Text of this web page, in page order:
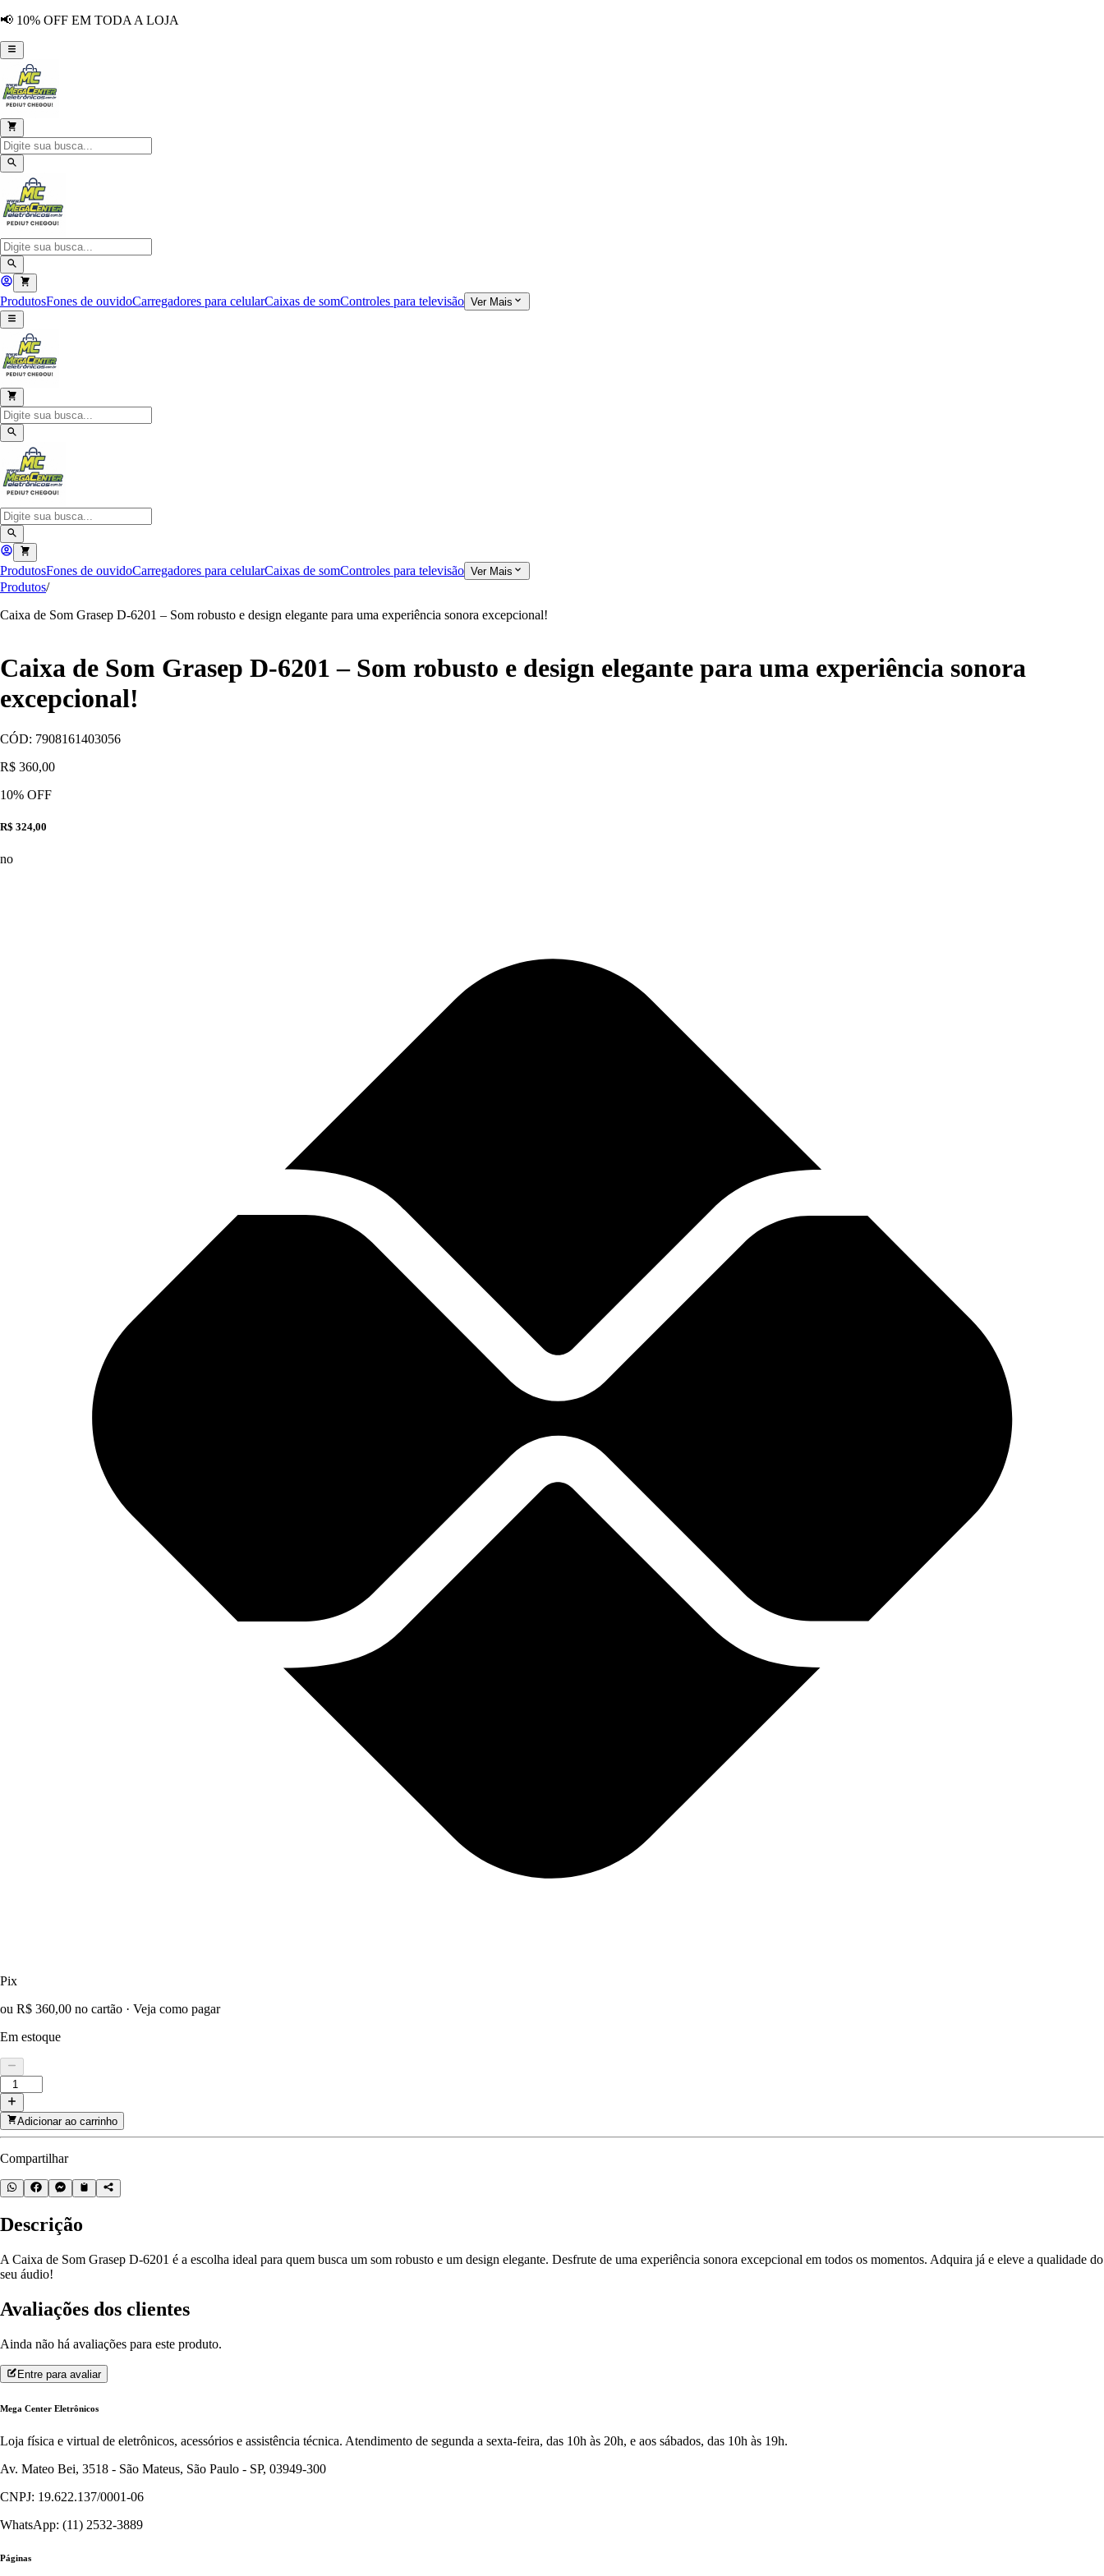
📢 10% OFF EM TODA A LOJA
ProdutosFones de ouvidoCarregadores para celularCaixas de somControles para televisão Ver Mais
ProdutosFones de ouvidoCarregadores para celularCaixas de somControles para televisão Ver Mais
Produtos/
Caixa de Som Grasep D-6201 – Som robusto e design elegante para uma experiência sonora excepcional!
Caixa de Som Grasep D-6201 – Som robusto e design elegante para uma experiência sonora
excepcional!
CÓD: 7908161403056
R$ 360,00
10% OFF
R$ 324,00
no
Pix
ou R$ 360,00 no cartão · Veja como pagar
Em estoque
Adicionar ao carrinho
Compartilhar
Descrição
A Caixa de Som Grasep D-6201 é a escolha ideal para quem busca um som robusto e um design elegante. Desfrute de uma experiência sonora excepcional em todos os momentos. Adquira já e eleve a qualidade do
seu áudio!
Avaliações dos clientes
Ainda não há avaliações para este produto.
Entre para avaliar
Mega Center Eletrônicos
Loja física e virtual de eletrônicos, acessórios e assistência técnica. Atendimento de segunda a sexta-feira, das 10h às 20h, e aos sábados, das 10h às 19h.
Av. Mateo Bei, 3518 - São Mateus, São Paulo - SP, 03949-300
CNPJ: 19.622.137/0001-06
WhatsApp: (11) 2532-3889
Páginas